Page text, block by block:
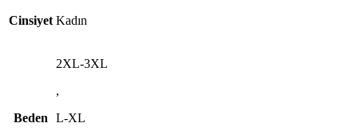
Cinsiyet Kadın
Beden
2XL-3XL
,
L-XL